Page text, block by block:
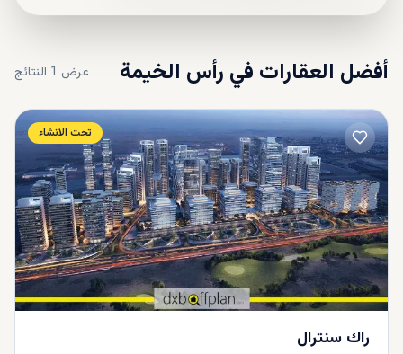
أفضل العقارات في رأس الخيمة عرض 1 النتائج
تحت الانشاء
راك سنترال